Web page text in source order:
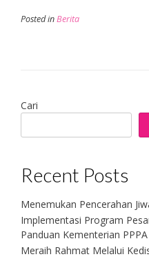
Posted inBerita
Cari
Recent Posts
Menemukan Pencerahan
Implementasi Program
Panduan Kementerian PPPA
Meraih Rahmat Melalui